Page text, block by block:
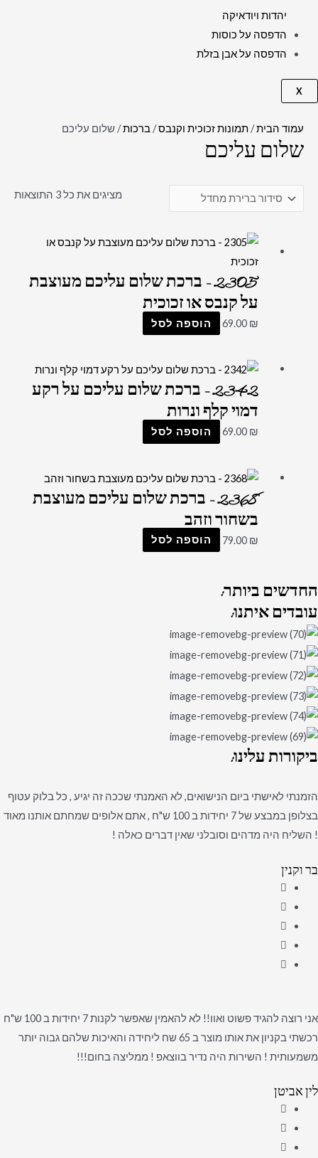
יהדות ויודאיקה
הדפסה על כוסות
הדפסה על אבן בזלת
X
עמוד הבית/תמונות זכוכית וקנבס/ברכות/ שלום עליכם
שלום עליכם
מציגים את כל ⁦3⁩ התוצאות
2305 – ברכת שלום עליכם מעוצבת
על קנבס או זכוכית
69.00 ₪ הוספה לסל
2342 – ברכת שלום עליכם על רקע
דמוי קלף ונרות
69.00 ₪ הוספה לסל
2368 – ברכת שלום עליכם מעוצבת
בשחור וזהב
79.00 ₪ הוספה לסל
החדשיםביותר:
עובדיםאיתנו:
ביקורותעלינו:
הזמנתי לאישתי ביום הנישואים, לא האמנתי שככה זה יגיע , כל בלוק עטוף
בצלופן במבצע של 7 יחידות ב 100 ש"ח , אתם אלופים שמחתם אותנו מאוד
! השליח היה מדהים וסובלני שאין דברים כאלה !
בר וקנין
אני רוצה להגיד פשוט ואוו!! לא להאמין שאפשר לקנות 7 יחידות ב 100 ש"ח
רכשתי בקניון את אותו מוצר ב 65 שח ליחידה והאיכות שלהם גבוה יותר
משמעותית ! השירות היה נדיר בווצאפ ! ממליצה בחום!!!
לין אביטן